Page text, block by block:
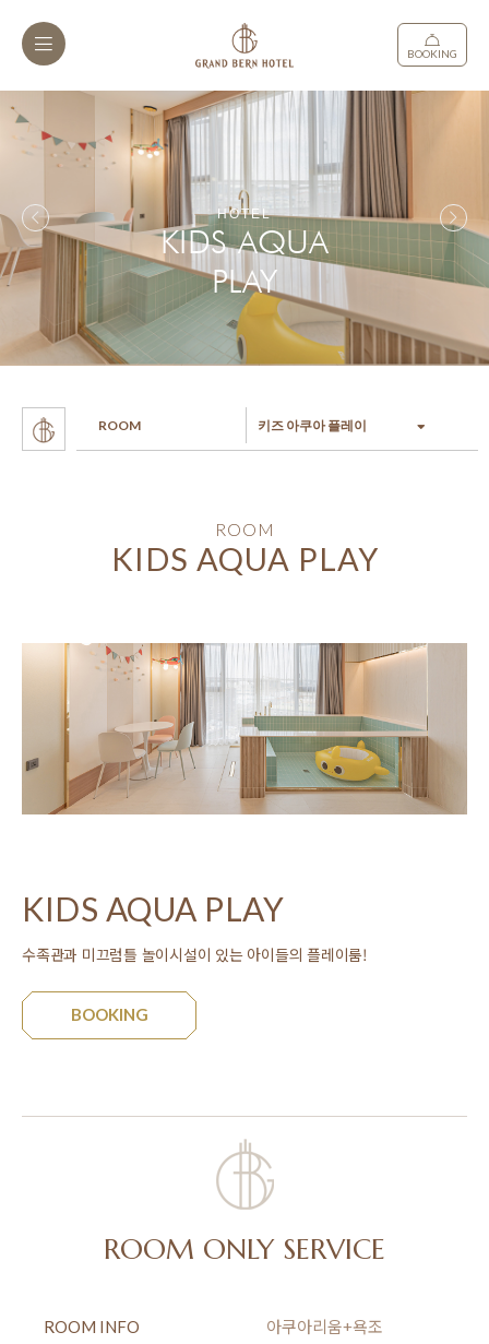
BOOKING
ROOM 키즈 아쿠아 플레이
패밀리 트윈
프리미엄 더블
디럭스 더블
키즈 아쿠아 플레이
키즈 아쿠아 비치
HOTEL
KIDS AQUA
PLAY
ROOM
KIDS AQUA PLAY
KIDS AQUA PLAY
수족관과 미끄럼틀 놀이시설이 있는 아이들의 플레이룸!
BOOKING
ROOM ONLY SERVICE
ROOM INFO 아쿠아리움+욕조